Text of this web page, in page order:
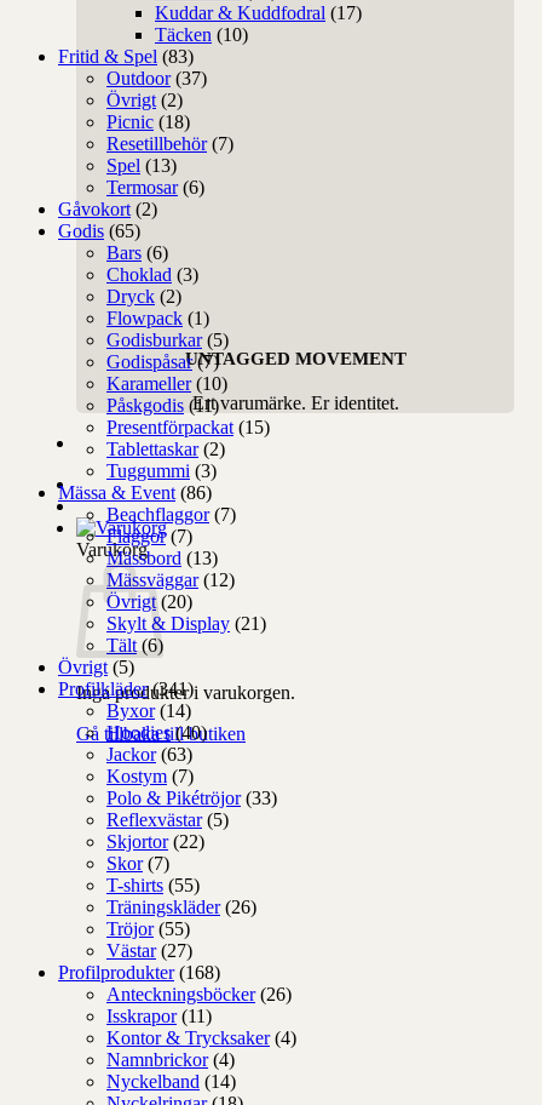
UNTAGGED MOVEMENT
Ert varumärke. Er identitet.
Varukorg
Inga produkter i varukorgen.
Gå tillbaka till butiken
Kuddar & Kuddfodral (17)
Täcken (10)
Fritid & Spel (83)
Outdoor (37)
Övrigt (2)
Picnic (18)
Resetillbehör (7)
Spel (13)
Termosar (6)
Gåvokort (2)
Godis (65)
Bars (6)
Choklad (3)
Dryck (2)
Flowpack (1)
Godisburkar (5)
Godispåsar (7)
Karameller (10)
Påskgodis (11)
Presentförpackat (15)
Tablettaskar (2)
Tuggummi (3)
Mässa & Event (86)
Beachflaggor (7)
Flaggor (7)
Mässbord (13)
Mässväggar (12)
Övrigt (20)
Skylt & Display (21)
Tält (6)
Övrigt (5)
Profilkläder (341)
Byxor (14)
Hoodies (40)
Jackor (63)
Kostym (7)
Polo & Pikétröjor (33)
Reflexvästar (5)
Skjortor (22)
Skor (7)
T-shirts (55)
Träningskläder (26)
Tröjor (55)
Västar (27)
Profilprodukter (168)
Anteckningsböcker (26)
Isskrapor (11)
Kontor & Trycksaker (4)
Namnbrickor (4)
Nyckelband (14)